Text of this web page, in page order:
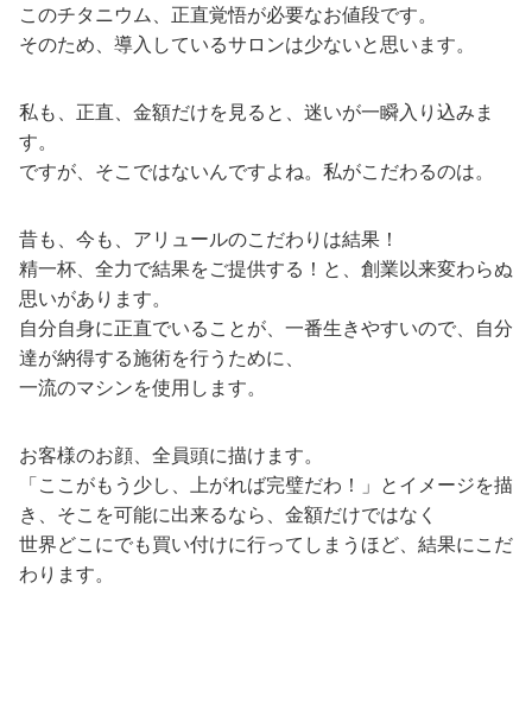
このチタニウム、正直覚悟が必要なお値段です。
そのため、導入しているサロンは少ないと思います。
私も、正直、金額だけを見ると、迷いが一瞬入り込みま
す。
ですが、そこではないんですよね。私がこだわるのは。
昔も、今も、アリュールのこだわりは結果！
精一杯、全力で結果をご提供する！と、創業以来変わらぬ
思いがあります。
自分自身に正直でいることが、一番生きやすいので、自分
達が納得する施術を行うために、
一流のマシンを使用します。
お客様のお顔、全員頭に描けます。
「ここがもう少し、上がれば完璧だわ！」とイメージを描
き、そこを可能に出来るなら、金額だけではなく
世界どこにでも買い付けに行ってしまうほど、結果にこだ
わります。